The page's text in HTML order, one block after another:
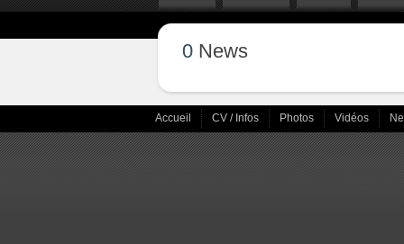
0 News
Accueil CV / Infos Photos Vidéos